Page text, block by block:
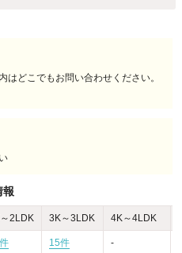
どこでもお問い合わせください。
報
2LDK 3K～3LDK 4K～4LDK
15件 -